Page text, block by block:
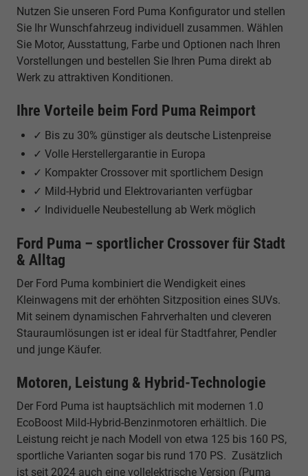
Nutzen Sie unseren Ford Puma Konfigurator und stellen
Sie Ihr Wunschfahrzeug individuell zusammen. Wählen
Sie Motor, Ausstattung, Farbe und Optionen nach Ihren
Vorstellungen und bestellen Sie Ihren Puma direkt ab
Werk zu attraktiven Konditionen.
Ihre Vorteile beim Ford Puma Reimport
✓ Bis zu 30% günstiger als deutsche Listenpreise
✓ Volle Herstellergarantie in Europa
✓ Kompakter Crossover mit sportlichem Design
✓ Mild-Hybrid und Elektrovarianten verfügbar
✓ Individuelle Neubestellung ab Werk möglich
Ford Puma – sportlicher Crossover für Stadt
& Alltag
Der Ford Puma kombiniert die Wendigkeit eines
Kleinwagens mit der erhöhten Sitzposition eines SUVs.
Mit seinem dynamischen Fahrverhalten und cleveren
Stauraumlösungen ist er ideal für Stadtfahrer, Pendler
und junge Käufer.
Motoren, Leistung & Hybrid-Technologie
Der Ford Puma ist hauptsächlich mit modernen 1.0
EcoBoost Mild-Hybrid-Benzinmotoren erhältlich. Die
Leistung reicht je nach Modell von etwa 125 bis 160 PS,
sportliche Varianten sogar bis rund 170 PS. Zusätzlich
ist seit 2024 auch eine vollelektrische Version (Puma